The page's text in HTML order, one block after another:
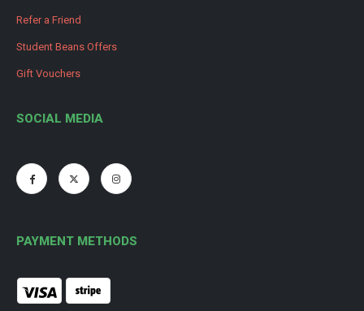
Refer a Friend
Student Beans Offers
Gift Vouchers
SOCIAL MEDIA
PAYMENT METHODS